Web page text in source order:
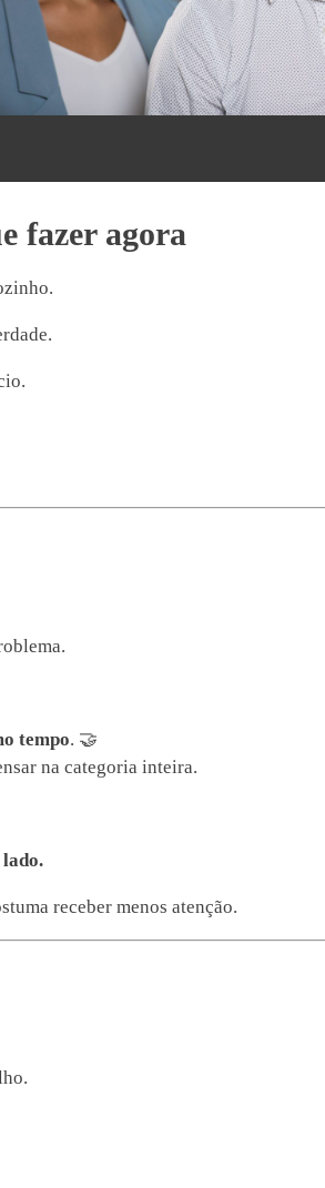
fazer agora
tempo. 🤝
na categoria inteira.
receber menos atenção.